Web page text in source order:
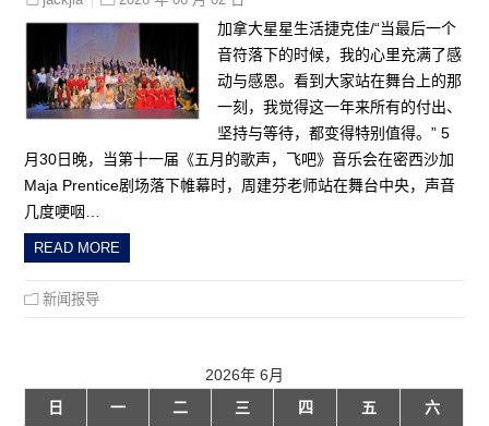
加拿大星星生活捷克佳/“当最后一个
音符落下的时候，我的心里充满了感
动与感恩。看到大家站在舞台上的那
一刻，我觉得这一年来所有的付出、
坚持与等待，都变得特别值得。” 5
月30日晚，当第十一届《五月的歌声，飞吧》音乐会在密西沙加
Maja Prentice剧场落下帷幕时，周建芬老师站在舞台中央，声音
几度哽咽…
READ MORE
新闻报导
2026年 6月
日
一 二 三 四 五 六